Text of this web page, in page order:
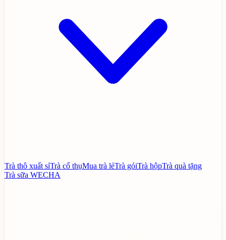
Trà thô xuất sỉTrà cổ thụMua trà lẻTrà góiTrà hộpTrà quà tặng
Trà sữa WECHA